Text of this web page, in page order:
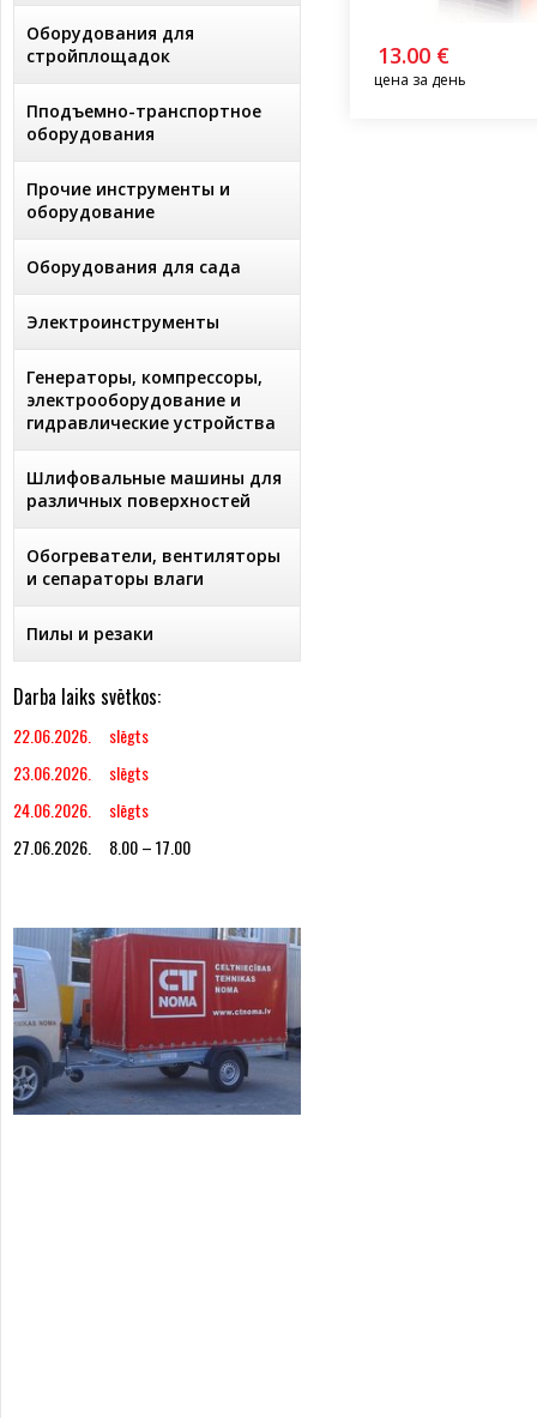
Оборудования для
стройплощадок
Пподъемно-транспортное
оборудования
Прочие инструменты и
оборудование
Оборудования для сада
Электроинструменты
Генераторы, компрессоры,
электрооборудование и
гидравлические устройства
Шлифовальные машины для
различных поверхностей
Обогреватели, вентиляторы
и сепараторы влаги
Пилы и резаки
Darba laiks svētkos:
22.06.2026. slēgts
23.06.2026. slēgts
24.06.2026. slēgts
27.06.2026. 8.00 – 17.00
13.00 €
цена за день